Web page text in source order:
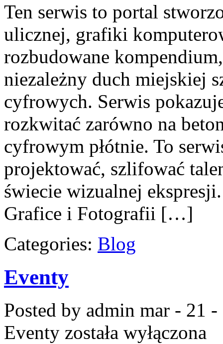
Ten serwis to portal
ulicznej, grafiki
rozbudowane
niezależny duch miejskiej
cyfrowych. Serwis
rozkwitać zarówno na
cyfrowym płótnie. To
projektować, szlifować
świecie wizualnej
Grafice i Fotografii […]
Categories: Blog
Eventy
Posted by admin mar - 21 -
Eventy została wyłączona